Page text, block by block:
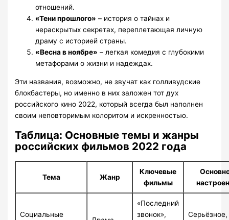
отношений.
«Тени прошлого» – история о тайнах и
нераскрытых секретах, переплетающая личную
драму с историей страны.
«Весна в ноябре» – легкая комедия с глубокими
метафорами о жизни и надеждах.
Эти названия, возможно, не звучат как голливудские
блокбастеры, но именно в них заложен тот дух
российского кино 2022, который всегда был наполнен
своим неповторимым колоритом и искренностью.
Таблица: Основные темы и жанры
российских фильмов 2022 года
Тема Жанр
Ключевые
фильмы
Социальные
«Последний
звонок»,
Серьёзное,